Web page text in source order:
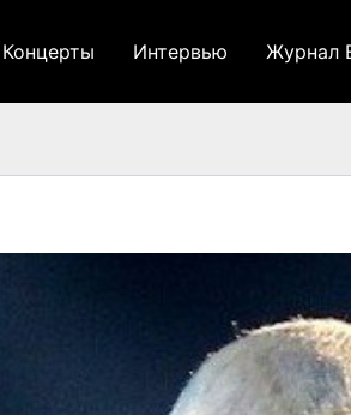
Концерты Интервью Журнал